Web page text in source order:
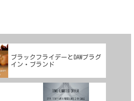
ブラックフライデーとDAWプラグ
イン・ブランド